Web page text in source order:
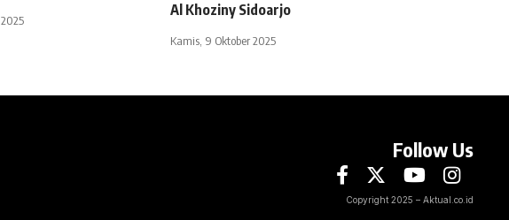
Al Khoziny Sidoarjo
Kamis, 9 Oktober 2025
Follow Us
Copyright 2025 – Aktual.co.id